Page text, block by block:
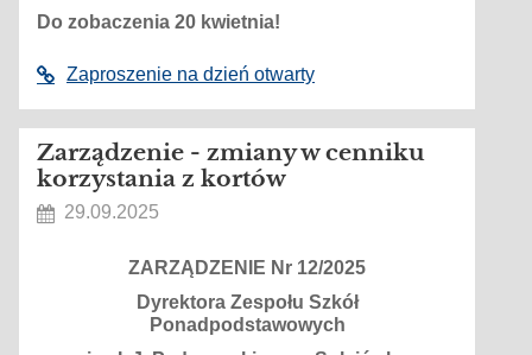
Do zobaczenia 20 kwietnia!
Zaproszenie na dzień otwarty
Zarządzenie - zmiany w cenniku
korzystania z kortów
29.09.2025
ZARZĄDZENIE Nr 12/2025
Dyrektora Zespołu Szkół
Ponadpodstawowych